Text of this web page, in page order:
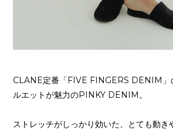
CLANE定番「FIVE FINGERS DENIM」
ルエットが魅力のPINKY DENIM。
ストレッチがしっかり効いた、とても動き